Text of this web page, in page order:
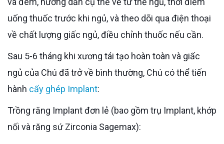
uống thuốc trước khi ngủ, và theo dõi qua điện thoại
về chất lượng giấc ngủ, điều chỉnh thuốc nếu cần.
Sau 5-6 tháng khi xương tái tạo hoàn toàn và giấc
ngủ của Chú đã trở về bình thường, Chú có thể tiến
hành cấy ghép Implant:
Trồng răng Implant đơn lẻ (bao gồm trụ Implant, khớp
nối và răng sứ Zirconia Sagemax):